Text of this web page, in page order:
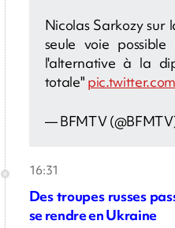
Nicolas Sarkozy sur
seule voie
l'alternative à la
totale"
— BFMTV
16:31
Des troupes russes
se rendre en Ukraine